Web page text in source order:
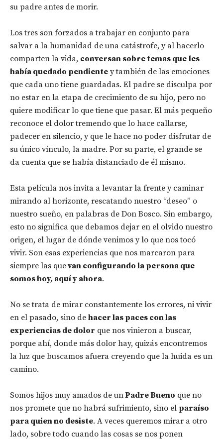
su padre antes de morir.
Los tres son forzados a trabajar en conjunto para
salvar a la humanidad de una catástrofe, y al hacerlo
comparten la vida, conversan sobre temas que les
había quedado pendiente y también de las emociones
que cada uno tiene guardadas. El padre se disculpa por
no estar en la etapa de crecimiento de su hijo, pero no
quiere modificar lo que tiene que pasar. El más pequeño
reconoce el dolor tremendo que lo hace callarse,
padecer en silencio, y que le hace no poder disfrutar de
su único vínculo, la madre. Por su parte, el grande se
da cuenta que se había distanciado de él mismo.
Esta película nos invita a levantar la frente y caminar
mirando al horizonte, rescatando nuestro “deseo” o
nuestro sueño, en palabras de Don Bosco. Sin embargo,
esto no significa que debamos dejar en el olvido nuestro
origen, el lugar de dónde venimos y lo que nos tocó
vivir. Son esas experiencias que nos marcaron para
siempre las quevan configurando la persona que
somos hoy, aquí y ahora.
No se trata de mirar constantemente los errores, ni vivir
en el pasado, sino de hacer las paces con las
experiencias de dolor que nos vinieron a buscar,
porque ahí, donde más dolor hay, quizás encontremos
la luz que buscamos afuera creyendo que la huida es un
camino.
Somos hijos muy amados de unPadre Bueno que no
nos promete que no habrá sufrimiento, sino el paraíso
para quien no desiste. A veces queremos mirar a otro
lado, sobre todo cuando las cosas se nos ponen